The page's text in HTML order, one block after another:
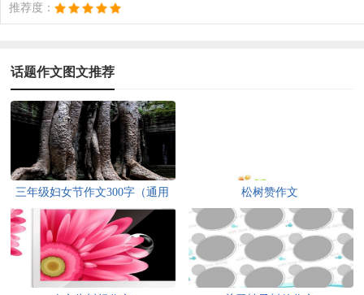
推荐度：
话题作文图文推荐
三年级妇女节作文300字（通用
80篇）
松树赞作文